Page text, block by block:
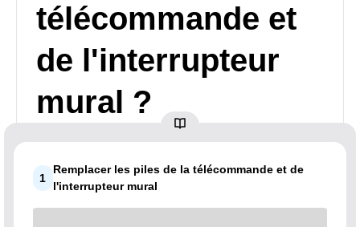
télécommande et
de l'interrupteur
mural ?
1
Remplacer les piles de la télécommande et de
l'interrupteur mural